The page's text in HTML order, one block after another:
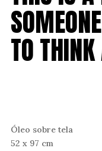
TO
Óleo sobre tela
52 x 97 cm